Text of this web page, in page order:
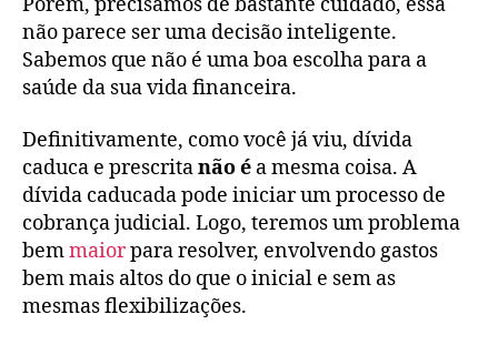
não parece ser uma decisão inteligente.
Sabemos que não é uma boa escolha para a
saúde da sua vida financeira.
Definitivamente, como você já viu, dívida
caduca e prescritanão é a mesma coisa. A
dívida caducada pode iniciar um processo de
cobrança judicial. Logo, teremos um problema
bemmaiorpara resolver, envolvendo gastos
bem mais altos do que o inicial e sem as
mesmas flexibilizações.